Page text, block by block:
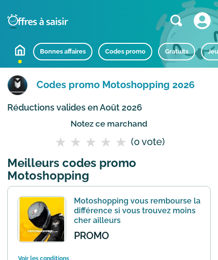
Bonnes affaires Codes promo Gratuits
Codes promo Motoshopping 2026
Réductions valides en Août 2026
Notez ce marchand
(0 vote)
Meilleurs codes promo
Motoshopping
Motoshopping vous rembourse la
différence si vous trouvez moins
cher ailleurs
PROMO
Voir les conditions